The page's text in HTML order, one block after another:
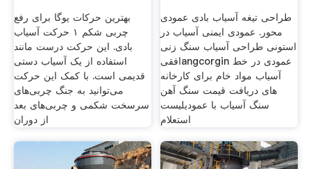
بهترین حرکات یوگا برای رفع
چربی شکم ۱ حرکت آسیاب
بادی. این حرکت درست مانند
استفاده از یک آسیاب دستی
قدیمی است. با کمک این حرکت
می‌توانید به جنگ چربی‌های
سرسخت شکمی و چربی‌های بعد
از دوران
طراحی تیغه آسیاب بادی عمودی
محور. عمودی ایمنی آسیاب در
استونی طراحی آسیاب سنگ زنی
افقیangcorgin عمودی در خط
آسیاب مواد خام برای کارخانه
های دریافت قیمت سنگ آهن
سنگ آسیاب با عمودیلیست
استعلام